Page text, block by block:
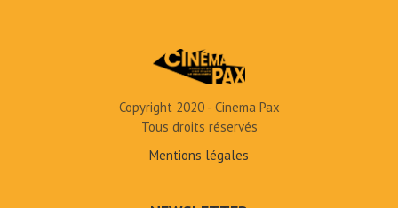
Copyright 2020 - Cinema Pax
Tous droits réservés
Mentions légales